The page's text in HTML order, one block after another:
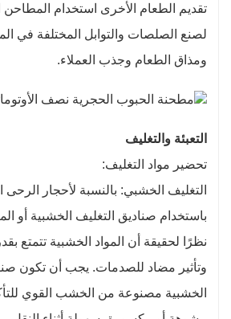
تقديم الطعام الأخرى استخدام المطاحن
لصنع الصلصات والتوابل المختلفة في
ومذاق الطعام وجذب العملاء.
التعبئة والتغليف
تحضير مواد التغليف:
التغليف الخشبي: بالنسبة لأحجار الرحى
باستخدام صناديق التغليف الخشبية أو
نظرًا لحقيقة أن المواد الخشبية تتمتع
وتأثير مضاد للصدمات. يجب أن تكون
الخشبية مصنوعة من الخشب القوي